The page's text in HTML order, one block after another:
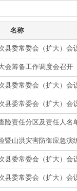
名称
县委常委会（扩大）会
会筹备工作调度会召开
县委常委会（扩大）会
县委常委会（扩大）会
险责任分区及责任人名
暨山洪灾害防御应急演
县委常委会（扩大）会
县委常委会（扩大）会